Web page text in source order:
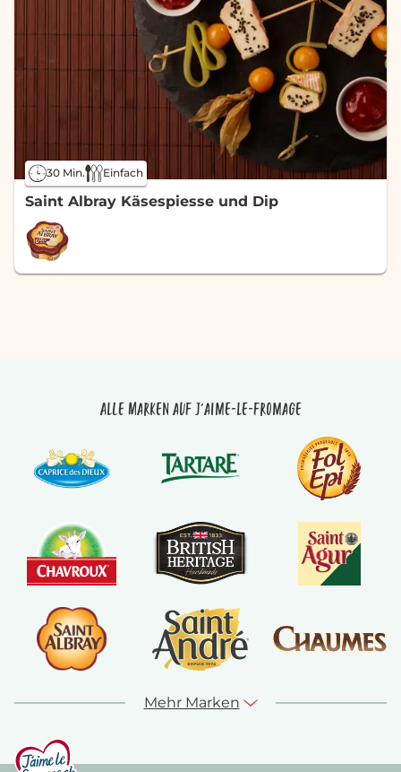
30 Min. Einfach
Saint Albray Käsespiesse und Dip
Alle Marken auf J'aime-le-fromage
Mehr Marken